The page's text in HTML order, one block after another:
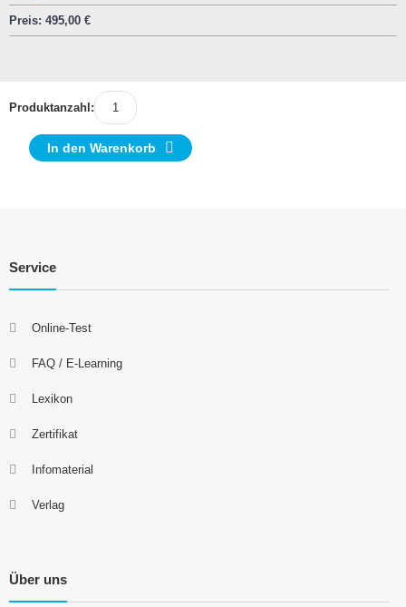
Preis: 495,00 €
Produktanzahl:
In den Warenkorb
Service
Online-Test
FAQ / E-Learning
Lexikon
Zertifikat
Infomaterial
Verlag
Über uns